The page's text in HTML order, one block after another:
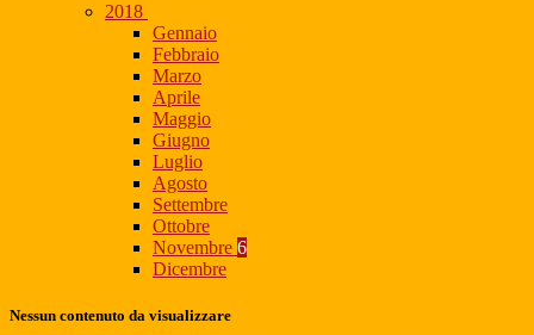
2018
Gennaio
Febbraio
Marzo
Aprile
Maggio
Giugno
Luglio
Agosto
Settembre
Ottobre
Novembre 6
Dicembre
Nessun contenuto da visualizzare